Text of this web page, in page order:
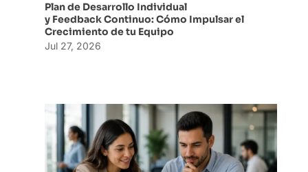
Plan de Desarrollo Individual
y Feedback Continuo: Cómo Impulsar el
Crecimiento de tu Equipo
Jul 27, 2026